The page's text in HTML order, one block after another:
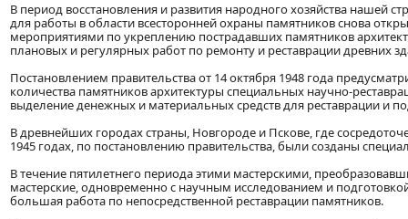
В период восстановления и развития народного хозяйства нашей
для работы в области всесторонней охраны памятников снова
мероприятиями по укреплению пострадавших памятников
плановых и регулярных работ по ремонту и реставрации древних
Постановлением правительства от 14 октября 1948 года
количества памятников архитектуры специальных научно-
выделение денежных и материальных средств для реставрации и
В древнейших городах страны, Новгороде и Пскове, где
1945 годах, по постановлению правительства, были созданы
В течение пятилетнего периода этими мастерскими,
мастерские, одновременно с научным исследованием и
большая работа по непосредственной реставрации памятников.